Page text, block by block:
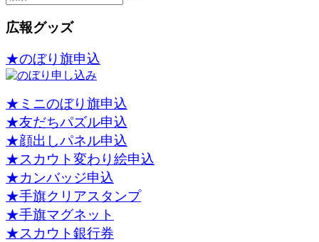
広報グッズ
★のぼり旗申込
★ミニのぼり旗申込
★友だちパズル申込
★顔出しパネル申込
★スカウト変わり絵申込
★カンバッジ申込
★手旗クリアスタンプ
★手旗マグネット
★スカウト銀行券